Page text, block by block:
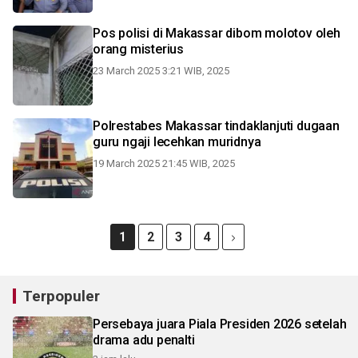
Pos polisi di Makassar dibom molotov oleh
orang misterius
23 March 2025 3:21 WIB, 2025
Polrestabes Makassar tindaklanjuti dugaan
guru ngaji lecehkan muridnya
19 March 2025 21:45 WIB, 2025
1 2 3 4
Terpopuler
Persebaya juara Piala Presiden 2026 setelah
drama adu penalti